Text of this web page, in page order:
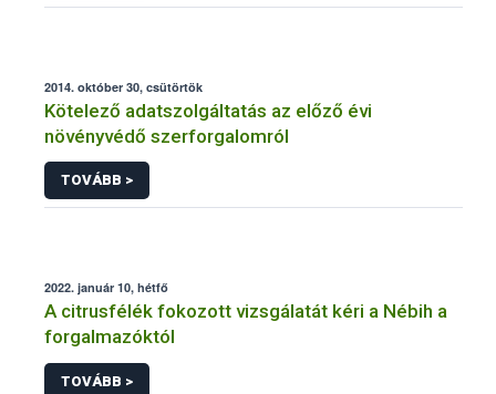
2014. október 30, csütörtök
Kötelező adatszolgáltatás az előző évi
növényvédő szerforgalomról
TOVÁBB >
2022. január 10, hétfő
A citrusfélék fokozott vizsgálatát kéri a Nébih a
forgalmazóktól
TOVÁBB >